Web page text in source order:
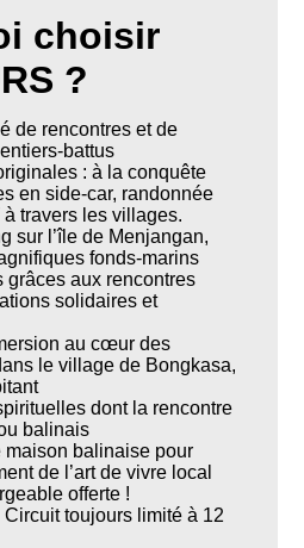
choisir
?
de rencontres et de
battus
: à la conquête
en side-car, randonnée
travers les villages.
sur l’île de Menjangan,
fonds-marins
grâces aux rencontres
solidaires et
au cœur des
le village de Bongkasa,
dont la rencontre
balinais
maison balinaise pour
de l’art de vivre local
offerte !
Circuit toujours limité à 12